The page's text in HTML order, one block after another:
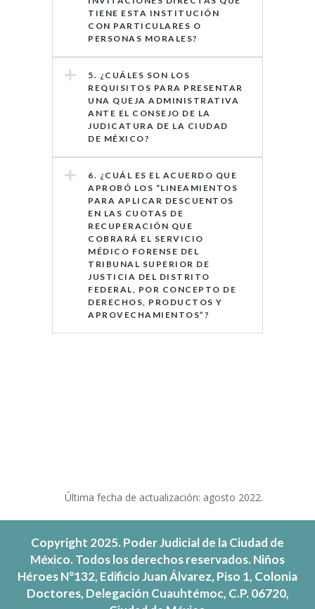
TIENE ESTA INSTITUCIÓN
CON PARTICULARES O
PERSONAS MORALES?
5. ¿CUÁLES SON LOS
REQUISITOS PARA PRESENTAR
UNA QUEJA ADMINISTRATIVA
ANTE EL CONSEJO DE LA
JUDICATURA DE LA CIUDAD
DE MÉXICO?
6. ¿CUÁL ES EL ACUERDO QUE
APROBÓ LOS “LINEAMIENTOS
PARA APLICAR DESCUENTOS
EN LAS CUOTAS DE
RECUPERACIÓN QUE
COBRARÁ EL SERVICIO
MÉDICO FORENSE DEL
TRIBUNAL SUPERIOR DE
JUSTICIA DEL DISTRITO
FEDERAL, POR CONCEPTO DE
DERECHOS, PRODUCTOS Y
APROVECHAMIENTOS”?
Última fecha de actualización: agosto 2022.
Copyright 2025. Poder Judicial de la Ciudad de
México. Todos los derechos reservados. Niños
Héroes N°132, Edificio Juan Álvarez, Piso 1, Colonia
Doctores, Delegación Cuauhtémoc, C.P. 06720,